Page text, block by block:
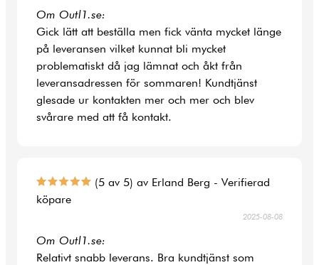
Om Outl1.se:
Gick lätt att beställa men fick vänta mycket länge
på leveransen vilket kunnat bli mycket
problematiskt då jag lämnat och åkt från
leveransadressen för sommaren! Kundtjänst
glesade ur kontakten mer och mer och blev
svårare med att få kontakt.
(5 av 5) av Erland Berg - Verifierad
köpare
2025-08-08
Om Outl1.se:
Relativt snabb leverans. Bra kundtjänst som